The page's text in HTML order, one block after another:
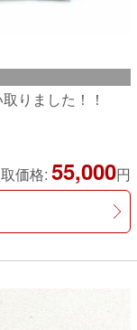
りました！！
価格: 55,000円